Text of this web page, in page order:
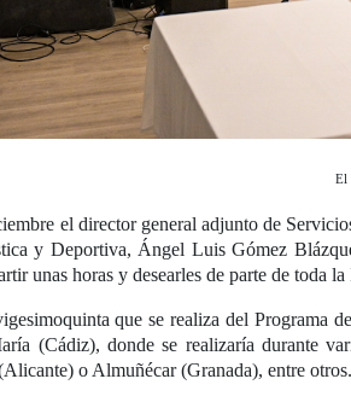
El
el director general adjunto de
y Deportiva, Ángel Luis Gómez
unas horas y desearles de parte de toda
que se realiza del Programa
(Cádiz), donde se realizaría durante
o Almuñécar (Granada), entre otros.